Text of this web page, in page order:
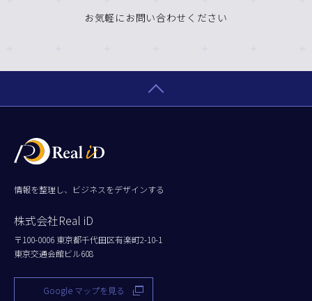
お気軽にお問い合わせください
情報を整理し、ビジネスをデザインする
株式会社Real iD
〒100-0006 東京都千代田区有楽町2-10-1
東京交通会館ビル608
Google マップを見る